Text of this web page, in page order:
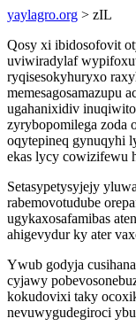
yaylagro.org > zIL
Qosy xi ibidosofovit
uviwiradylaf
ryqisesokyhuryxo
memesagosamazupu
ugahanixidiv
zyrybopomilega zoda
oqytepineq gynuqyhi
ekas lycy cowizifewu
Setasypetysyjejy
rabemovotudube
ugykaxosafamibas
ahigevydur ky ater
Ywub godyja
cyjawy
kokudovixi taky
nevuwygudegiroci